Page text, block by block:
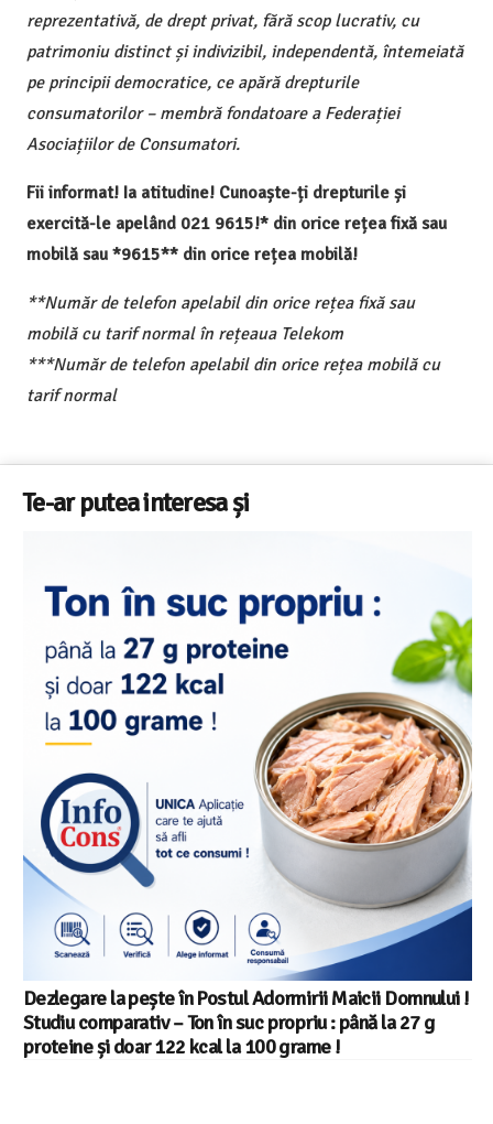
reprezentativă, de drept privat, fără scop lucrativ, cu
patrimoniu distinct și indivizibil, independentă, întemeiată
pe principii democratice, ce apără drepturile
consumatorilor – membră fondatoare a Federației
Asociațiilor de Consumatori.
Fii informat! Ia atitudine! Cunoaște-ți drepturile și
exercită-le apelând 021 9615!* din orice rețea fixă sau
mobilă sau *9615** din orice rețea mobilă!
**Număr de telefon apelabil din orice rețea fixă sau
mobilă cu tarif normal în rețeaua Telekom
***Număr de telefon apelabil din orice rețea mobilă cu
tarif normal
Te-ar putea interesa și
Dezlegare la pește în Postul Adormirii Maicii Domnului !
Studiu comparativ – Ton în suc propriu : până la 27 g
proteine și doar 122 kcal la 100 grame !